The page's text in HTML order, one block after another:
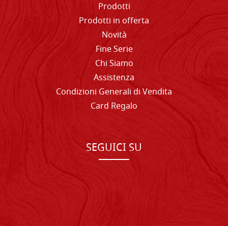
Prodotti
Prodotti in offerta
Novità
Fine Serie
Chi Siamo
Assistenza
Condizioni Generali di Vendita
Card Regalo
SEGUICI SU